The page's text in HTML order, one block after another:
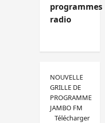
programmes
radio
NOUVELLE
GRILLE DE
PROGRAMME
JAMBO FM
Télécharger